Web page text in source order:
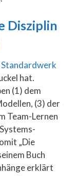
Disziplin
Standardwerk
hat.
(1) dem
(3) der
Team-Lernen
„Die
Buch
erklärt